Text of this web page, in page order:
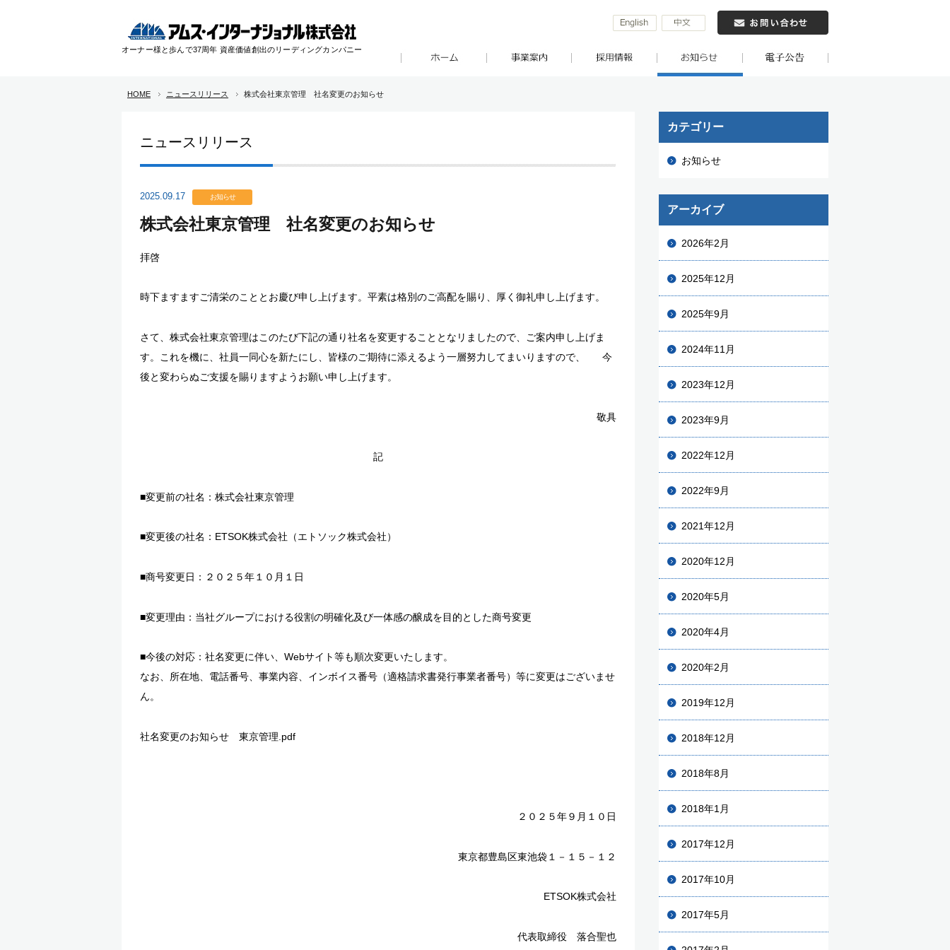
オーナー様と歩んで37周年 資産価値創出のリーディングカンパニー
HOME ニュースリリース 株式会社東京管理 社名変更のお知らせ
ニュースリリース
2025.09.17 お知らせ
株式会社東京管理 社名変更のお知らせ
拝啓
時下ますますご清栄のこととお慶び申し上げます。平素は格別のご高配を賜り、厚く御礼申し上げます。
さて、株式会社東京管理はこのたび下記の通り社名を変更することとなリましたので、ご案内申し上げま
す。これを機に、社員一同心を新たにし、皆様のご期待に添えるよう一層努力してまいりますので、 今
後と変わらぬご支援を賜りますようお願い申し上げます。
敬具
記
■変更前の社名：株式会社東京管理
■変更後の社名：ETSOK株式会社（エトソック株式会社）
■商号変更日：２０２５年１０月１日
■変更理由：当社グループにおける役割の明確化及び一体感の醸成を目的とした商号変更
■今後の対応：社名変更に伴い、Webサイト等も順次変更いたします。
なお、所在地、電話番号、事業内容、インボイス番号（適格請求書発行事業者番号）等に変更はございませ
ん。
社名変更のお知らせ 東京管理.pdf
２０２５年９月１０日
東京都豊島区東池袋１－１５－１２
ETSOK株式会社
代表取締役 落合聖也
カテゴリー
お知らせ
アーカイブ
2026年2月
2025年12月
2025年9月
2024年11月
2023年12月
2023年9月
2022年12月
2022年9月
2021年12月
2020年12月
2020年5月
2020年4月
2020年2月
2019年12月
2018年12月
2018年8月
2018年1月
2017年12月
2017年10月
2017年5月